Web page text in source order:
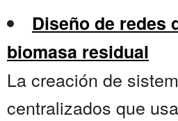
Diseño de redes
biomasa residual
La creación de
centralizados que